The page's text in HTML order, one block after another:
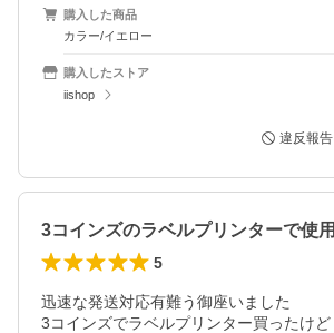
購入した商品
カラー/イエロー
購入したストア
iishop
違反報告
5
迅速な発送対応有難う御座いました
3コインズでラベルプリンター買ったけど